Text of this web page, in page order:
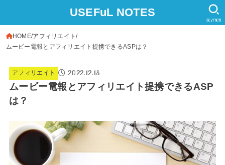
USEFuL NOTES
SEARCH
HOME アフィリエイト
ムービー電報とアフィリエイト提携できるASPは？
アフィリエイト 2022.12.18
ムービー電報とアフィリエイト提携できるASP
は？